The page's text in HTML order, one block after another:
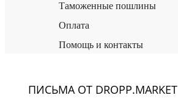
Таможенные пошлины
Оплата
Помощь и контакты
ПИСЬМА ОТ DROPP.MARKET